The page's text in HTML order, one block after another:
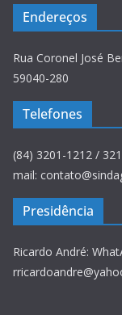
Endereços
Rua Coronel José
59040-280
Telefones
(84) 3201-1212 /
mail:
Presidência
Ricardo André: